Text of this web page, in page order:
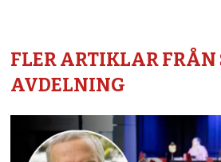
FLER ARTIKLAR
AVDELNING